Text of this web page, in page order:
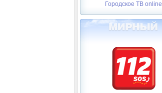
Городское ТВ online